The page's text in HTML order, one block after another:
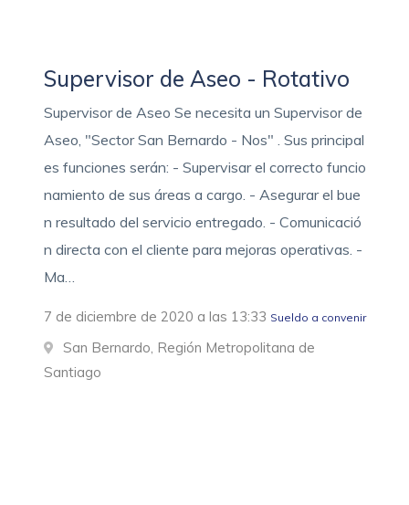
Supervisor de Aseo - Rotativo
Supervisor de Aseo Se necesita un Supervisor de
Aseo, "Sector San Bernardo - Nos" . Sus principal
es funciones serán: - Supervisar el correcto funcio
namiento de sus áreas a cargo. - Asegurar el bue
n resultado del servicio entregado. - Comunicació
n directa con el cliente para mejoras operativas. -
Ma…
7 de diciembre de 2020 a las 13:33 Sueldo a convenir
San Bernardo, Región Metropolitana de
Santiago